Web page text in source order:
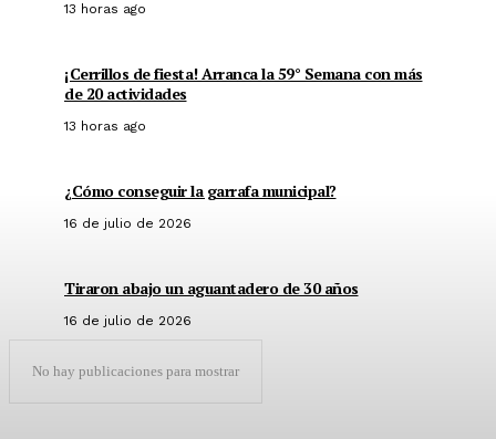
13 horas ago
¡Cerrillos de fiesta! Arranca la 59° Semana con más
de 20 actividades
13 horas ago
¿Cómo conseguir la garrafa municipal?
16 de julio de 2026
Tiraron abajo un aguantadero de 30 años
16 de julio de 2026
No hay publicaciones para mostrar